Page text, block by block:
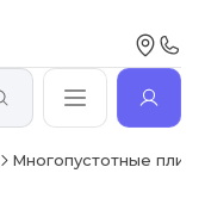
Многопустотные плиты